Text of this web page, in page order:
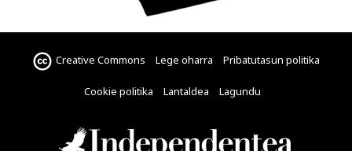
Creative Commons Lege oharra Pribatutasun politika
Cookie politika Lantaldea Lagundu